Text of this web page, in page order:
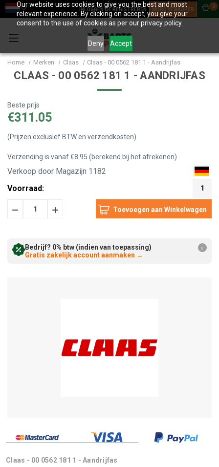
Our website uses cookies to give you the best and most
relevant experience. By clicking on accept, you give your
consent to the use of cookies as per our privacy policy.
Deny Accept
INLOGGEN OF REGISTREREN WORD VERKOPER
0
Home Merken Claas Claas - 00 0562 181 1 - Aandrijfas
CLAAS - 00 0562 181 1 - AANDRIJFAS
Beste prijs
€311.05
(Prijzen exclusief BTW en verzendkosten)
Verzending is vanaf €8.95 (berekend bij het afrekenen)
Verkoop door Magazijn 1182
Voorraad:
1
HoeveelheidHoeveelheid
Bedrijf? 0% btw (indien van toepassing)
Gratis zakelijk account aanmaken →
i
Claas - 00 0562 181 1 - Aandrijfas